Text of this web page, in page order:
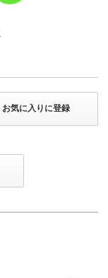
お気に入りに登録